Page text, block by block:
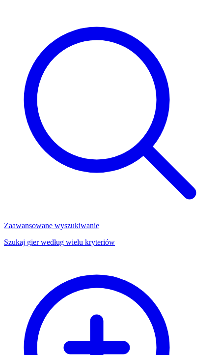
Zaawansowane wyszukiwanie
Szukaj gier według wielu kryteriów